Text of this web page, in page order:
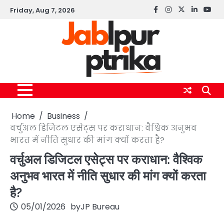
SkipFriday, Aug 7, 2026 Facebook
instagram
twitterlinkedin
Home
Business
वर्चुअल डिजिटल एसेट्स पर कराधान: वैश्विक अनुभव
भारत में नीति सुधार की मांग क्यों करता है?
वर्चुअल डिजिटल एसेट्स पर कराधान: वैश्विक
अनुभव भारत में नीति सुधार की मांग क्यों करता
है?
05/01/2026 byJP Bureau